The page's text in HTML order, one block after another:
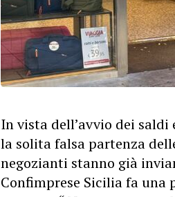
In vista dell’avvio dei saldi
la solita falsa partenza
negozianti stanno già
Confimprese Sicilia fa una